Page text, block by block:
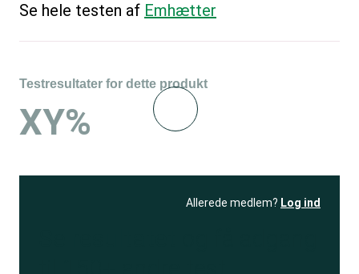
Se hele testen af Emhætter
Testresultater for dette produkt
XY%
Allerede medlem? Log ind